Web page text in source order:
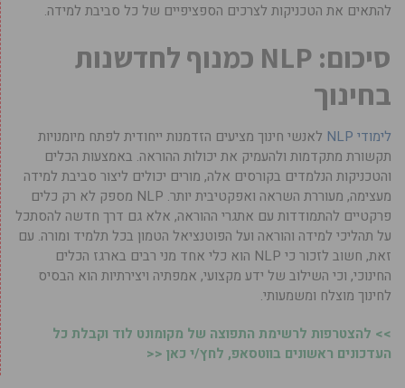
להתאים את הטכניקות לצרכים הספציפיים של כל סביבת למידה.
סיכום: NLP כמנוף לחדשנות
בחינוך
לימודי NLP
לאנשי חינוך מציעים הזדמנות ייחודית לפתח מיומנויות
תקשורת מתקדמות ולהעמיק את יכולות ההוראה. באמצעות הכלים
והטכניקות הנלמדים בקורסים אלה, מורים יכולים ליצור סביבת למידה
מעצימה, מעוררת השראה ואפקטיבית יותר. NLP מספק לא רק כלים
פרקטיים להתמודדות עם אתגרי ההוראה, אלא גם דרך חדשה להסתכל
על תהליכי למידה והוראה ועל הפוטנציאל הטמון בכל תלמיד ומורה. עם
זאת, חשוב לזכור כי NLP הוא כלי אחד מני רבים בארגז הכלים
החינוכי, וכי השילוב של ידע מקצועי, אמפתיה ויצירתיות הוא הבסיס
לחינוך מוצלח ומשמעותי.
>> להצטרפות לרשימת התפוצה של מקומונט לוד וקבלת כל
העדכונים ראשונים בווטסאפ, לחץ/י כאן <<